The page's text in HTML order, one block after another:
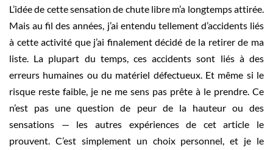
L’idée de cette sensation de chute libre m’a longtemps attirée.
Mais au fil des années, j’ai entendu tellement d’accidents liés
à cette activité que j’ai finalement décidé de la retirer de ma
liste. La plupart du temps, ces accidents sont liés à des
erreurs humaines ou du matériel défectueux. Et même si le
risque reste faible, je ne me sens pas prête à le prendre. Ce
n’est pas une question de peur de la hauteur ou des
sensations — les autres expériences de cet article le
prouvent. C’est simplement un choix personnel, et je le